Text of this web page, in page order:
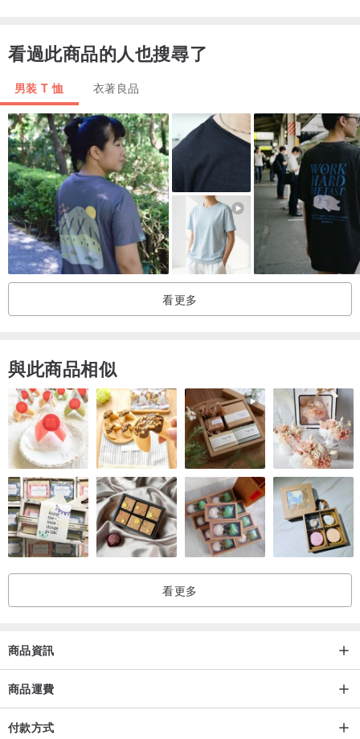
烤培根官方徽標
長袖T卹/聯合運動隊5.6 oz長袖T卹
機身顏色/白色
該面料是常規款式，厚度適中，僅為5.6盎司，任何人都可以享受。
這是標準尺寸的商品，從女士到男士都很容易使用。
尺寸：150/160 / S / M / L / XL
（有關尺寸的詳細信息，請參閱第二張圖像）
印刷方式：噴墨印刷
*顏色可能與實際顏色不同
*產品圖片為完整圖片。實際打印位置和打印尺寸可能會略有不同。
*從下訂單到發貨需要7到10個工作日。 （不包括週末和節假日）
根據製造商的不同，如果身體（T恤衫等）在工廠缺貨，則可能需要
等待10天或更長時間。
在這種情況下，我們會立即與您聯繫，我們會檢查您是否可以等待。
*請注意，除非產品有缺陷，否則我們不對退貨做出回應。
產地/生產方式
生產地點：日本寄售生產
看過此商品的人也搜尋了
男装 T 恤 衣著良品
看更多
與此商品相似
看更多
商品資訊
商品運費
付款方式